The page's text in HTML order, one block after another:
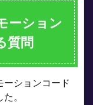
ーション
質問
ーションコード
。